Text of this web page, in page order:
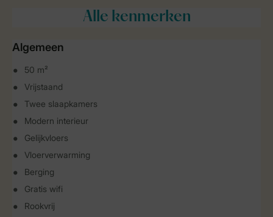
Alle kenmerken
Algemeen
50 m²
Vrijstaand
Twee slaapkamers
Modern interieur
Gelijkvloers
Vloerverwarming
Berging
Gratis wifi
Rookvrij